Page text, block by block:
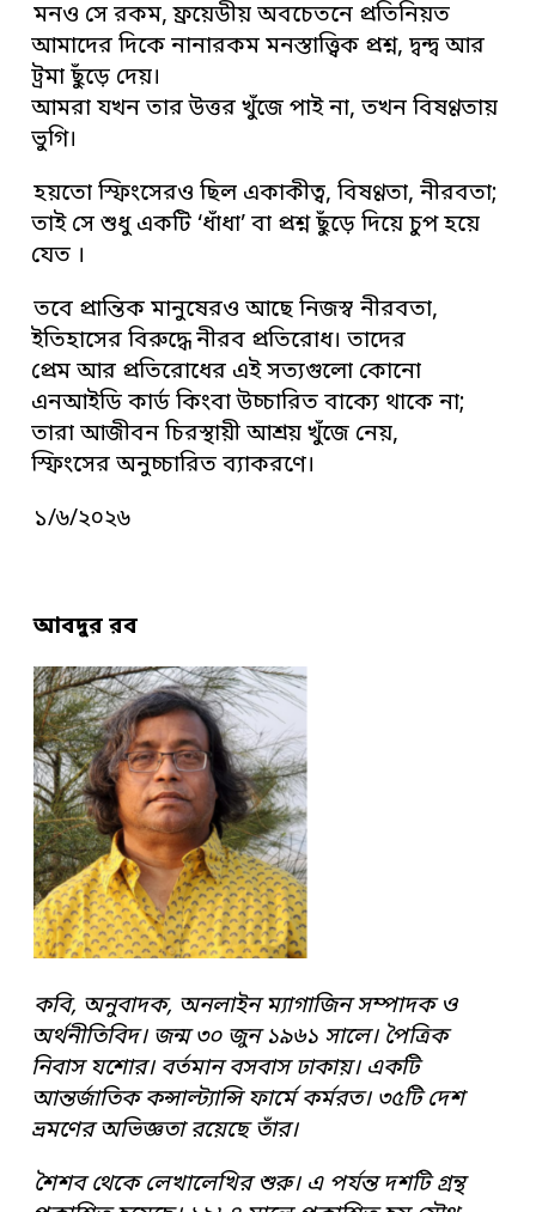
মনও সে রকম, ফ্রয়েডীয় অবচেতনে প্রতিনিয়ত
আমাদের দিকে নানারকম মনস্তাত্ত্বিক প্রশ্ন, দ্বন্দ্ব আর
ট্রমা ছুঁড়ে দেয়।
আমরা যখন তার উত্তর খুঁজে পাই না, তখন বিষণ্ণতায়
ভুগি।
হয়তো স্ফিংসেরও ছিল একাকীত্ব, বিষণ্ণতা, নীরবতা;
তাই সে শুধু একটি ‘ধাঁধা’ বা প্রশ্ন ছুঁড়ে দিয়ে চুপ হয়ে
যেত ।
তবে প্রান্তিক মানুষেরও আছে নিজস্ব নীরবতা,
ইতিহাসের বিরুদ্ধে নীরব প্রতিরোধ। তাদের
প্রেম আর প্রতিরোধের এই সত্যগুলো কোনো
এনআইডি কার্ড কিংবা উচ্চারিত বাক্যে থাকে না;
তারা আজীবন চিরস্থায়ী আশ্রয় খুঁজে নেয়,
স্ফিংসের অনুচ্চারিত ব্যাকরণে।
১/৬/২০২৬
আবদুর রব
কবি, অনুবাদক, অনলাইন ম্যাগাজিন সম্পাদক ও
অর্থনীতিবিদ। জন্ম ৩০ জুন ১৯৬১ সালে। পৈত্রিক
নিবাস যশোর। বর্তমান বসবাস ঢাকায়। একটি
আন্তর্জাতিক কন্সাল্ট্যান্সি ফার্মে কর্মরত। ৩৫টি দেশ
ভ্রমণের অভিজ্ঞতা রয়েছে তাঁর।
শৈশব থেকে লেখালেখির শুরু। এ পর্যন্ত দশটি গ্রন্থ